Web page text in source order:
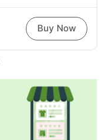
Buy Now